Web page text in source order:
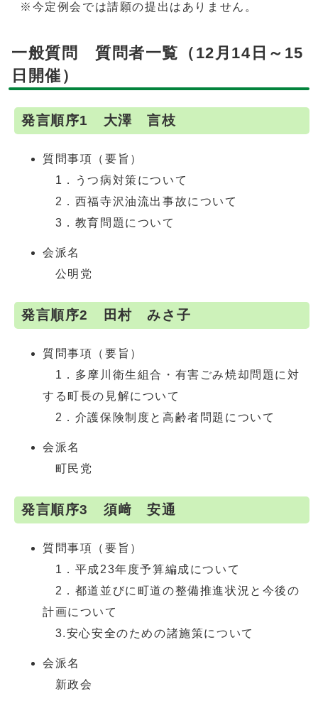
※今定例会では請願の提出はありません。
一般質問 質問者一覧（12月14日～15
日開催）
発言順序1 大澤 言枝
質問事項（要旨）
1．うつ病対策について
2．西福寺沢油流出事故について
3．教育問題について
会派名
公明党
発言順序2 田村 みさ子
質問事項（要旨）
1．多摩川衛生組合・有害ごみ焼却問題に対
する町長の見解について
2．介護保険制度と高齢者問題について
会派名
町民党
発言順序3 須﨑 安通
質問事項（要旨）
1．平成23年度予算編成について
2．都道並びに町道の整備推進状況と今後の
計画について
3.安心安全のための諸施策について
会派名
新政会